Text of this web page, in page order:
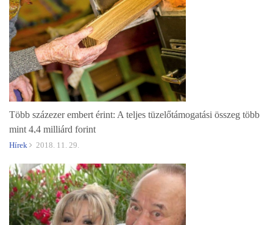
Több százezer embert érint: A teljes tüzelőtámogatási összeg több
mint 4,4 milliárd forint
Hírek 2018. 11. 29.